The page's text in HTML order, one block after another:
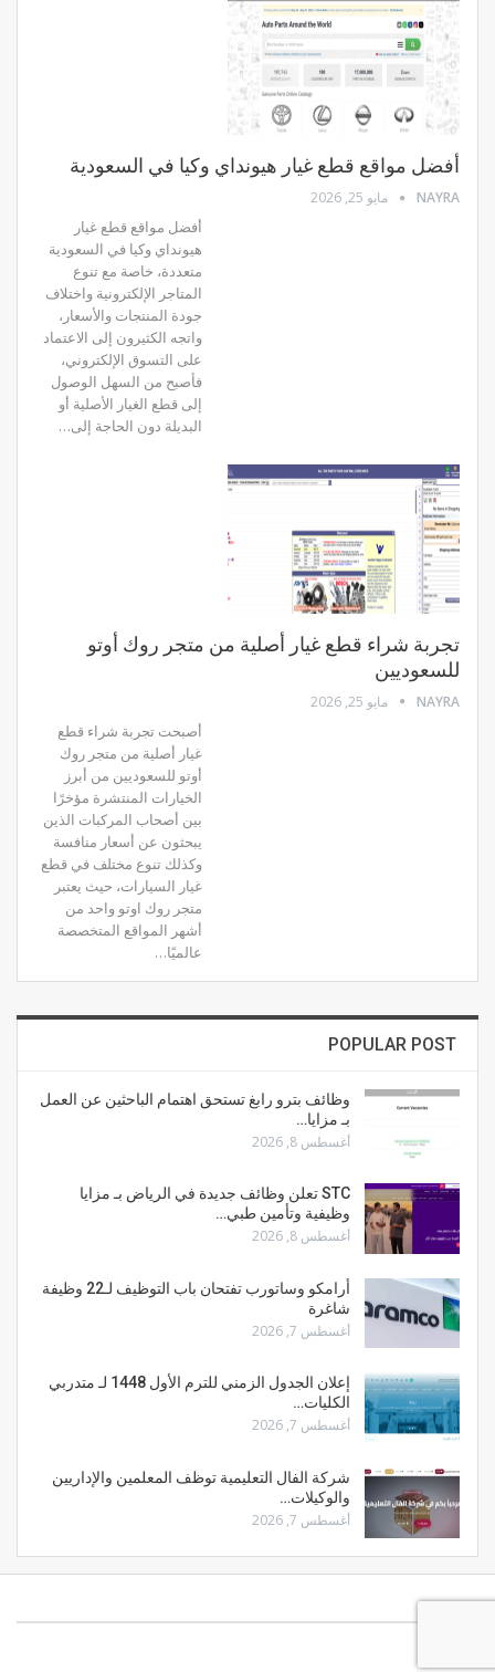
أفضل مواقع قطع غيار هيونداي وكيا في السعودية
NAYRA مايو 25, 2026
أفضل مواقع قطع غيار
هيونداي وكيا في السعودية
متعددة، خاصة مع تنوع
المتاجر الإلكترونية واختلاف
جودة المنتجات والأسعار،
واتجه الكثيرون إلى الاعتماد
على التسوق الإلكتروني،
فأصبح من السهل الوصول
إلى قطع الغيار الأصلية أو
البديلة دون الحاجة إلى…
تجربة شراء قطع غيار أصلية من متجر روك أوتو
للسعوديين
NAYRA مايو 25, 2026
أصبحت تجربة شراء قطع
غيار أصلية من متجر روك
أوتو للسعوديين من أبرز
الخيارات المنتشرة مؤخرًا
بين أصحاب المركبات الذين
يبحثون عن أسعار منافسة
وكذلك تنوع مختلف في قطع
غيار السيارات، حيث يعتبر
متجر روك اوتو واحد من
أشهر المواقع المتخصصة
عالميًا…
POPULAR POST
وظائف بترو رابغ تستحق اهتمام الباحثين عن العمل
بـ مزايا…
أغسطس 8, 2026
STC تعلن وظائف جديدة في الرياض بـ مزايا
وظيفية وتأمين طبي…
أغسطس 8, 2026
أرامكو وساتورب تفتحان باب التوظيف لـ22 وظيفة
شاغرة
أغسطس 7, 2026
إعلان الجدول الزمني للترم الأول 1448 لـ متدربي
الكليات…
أغسطس 7, 2026
شركة الفال التعليمية توظف المعلمين والإداريين
والوكيلات…
أغسطس 7, 2026